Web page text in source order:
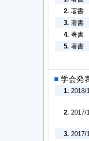
2. 著書
3. 著書
4. 著書
5. 著書
■ 学会発
1. 2018/
2. 2017/
3. 2017/